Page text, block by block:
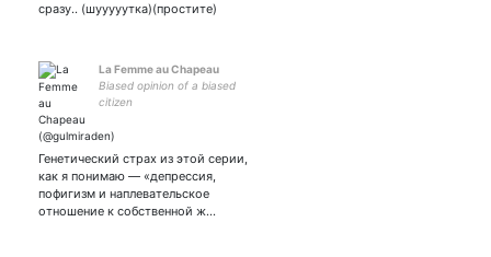
сразу.. (шууууутка)(простите)
La Femme au Chapeau
Biased opinion of a biased
citizen
Генетический страх из этой серии,
как я понимаю — «депрессия,
пофигизм и наплевательское
отношение к собственной ж…